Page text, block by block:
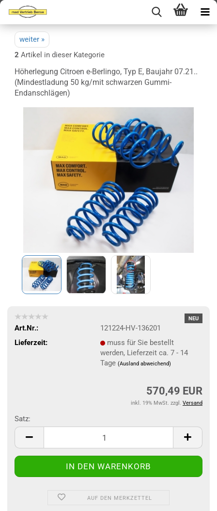
weiter »
2 Artikel in dieser Kategorie
Höherlegung Citroen e-Berlingo, Typ E, Baujahr 07.21..
(Mindestladung 50 kg/mit schwarzen Gummi-
Endanschlägen)
NEU
Art.Nr.:
121224-HV-136201
Lieferzeit:
muss für Sie bestellt
werden, Lieferzeit ca. 7 - 14
Tage (Ausland abweichend)
570,49 EUR
inkl. 19% MwSt. zzgl. Versand
Satz:
Satz
AUF DEN MERKZETTEL